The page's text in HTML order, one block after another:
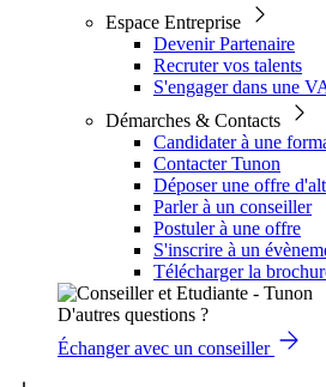
Espace Entreprise
Devenir Partenaire
Recruter vos talents
S'engager dans une
Démarches & Contacts
Candidater à une
Contacter Tunon
Déposer une offre
Parler à un conseiller
Postuler à une offre
S'inscrire à un
Télécharger la
D'autres questions ?
Échanger avec un conseiller